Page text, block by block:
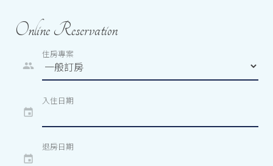
Online Reservation
住房專案
people
入住日期
event
退房日期
event